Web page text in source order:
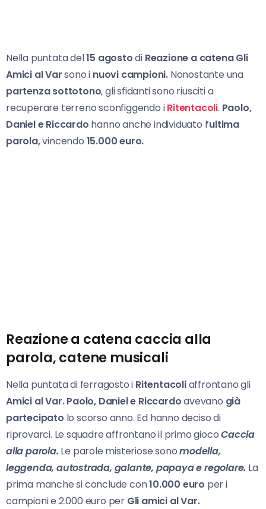
Nella puntata del15 agostodi Reazione a catenaGli
Amici al Varsono i nuovi campioni. Nonostante una
partenza sottotono, gli sfidanti sono riusciti a
recuperare terreno sconfiggendo iRitentacoli. Paolo,
Daniel e Riccardo hanno anche individuato l’ultima
parola,vincendo 15.000 euro.
Reazione a catena caccia alla
parola, catene musicali
Nella puntata di ferragosto i Ritentacoliaffrontano gli
Amici al Var. Paolo, Daniel e Riccardoavevano già
partecipato lo scorso anno. Ed hanno deciso di
riprovarci. Le squadre affrontano il primo giocoCaccia
alla parola. Le parole misteriose sonomodella,
leggenda, autostrada, galante, papaya e regolare. La
prima manche si conclude con10.000 euro per i
campioni e 2.000 euro per Gli amici al Var.